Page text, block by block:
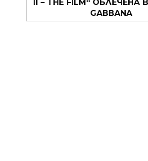
ПОКОЛЕНИЕ МЛАДИ
ДИЗАЙНЕРИ